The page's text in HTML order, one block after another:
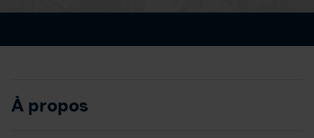
À propos